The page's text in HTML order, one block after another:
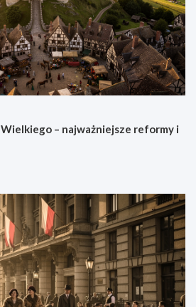
– najważniejsze reformy i